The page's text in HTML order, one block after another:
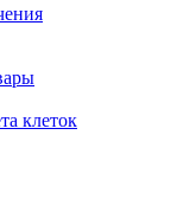
клеток